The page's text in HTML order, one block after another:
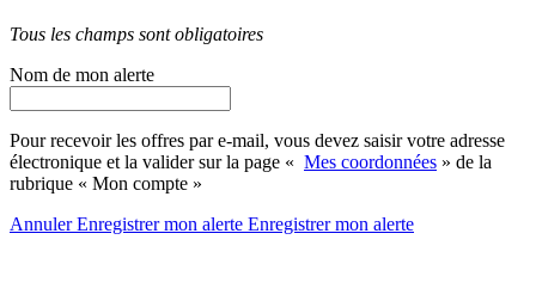
Tous les champs sont obligatoires
Nom de mon alerte
Pour recevoir les offres par e-mail, vous devez saisir votre adresse
électronique et la valider sur la page « Mes coordonnées » de la
rubrique « Mon compte »
AnnulerEnregistrer mon alerte Enregistrermon alerte